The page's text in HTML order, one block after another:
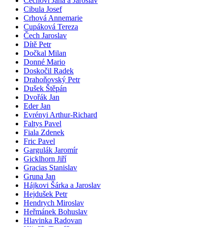
Cibula Josef
Crhová Annemarie
Cupáková Tereza
Čech Jaroslav
Dítě Petr
Dočkal Milan
Donné Mario
Doskočil Radek
Drahoňovský Petr
Dušek Štěpán
Dvořák Jan
Eder Jan
Evrényi Arthur-Richard
Faltys Pavel
Fiala Zdenek
Fric Pavel
Gargulák Jaromír
Gicklhorn Jiří
Gracias Stanislav
Gruna Jan
Hájkovi Šárka a Jaroslav
Hejdušek Petr
Hendrych Miroslav
Heřmánek Bohuslav
Hlavinka Radovan